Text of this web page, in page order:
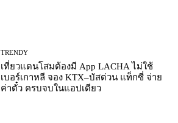
TRENDY
เที่ยวแดนโสมต้องมี App LACHA ไม่ใช้
เบอร์เกาหลี จอง KTX–บัสด่วน แท็กซี่ จ่าย
ค่าตั๋ว ครบจบในแอปเดียว